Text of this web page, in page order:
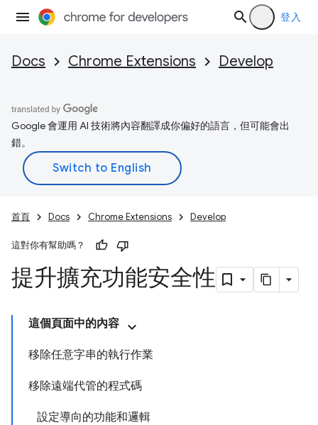
登入
Docs Chrome Extensions Develop
Google 會運用 AI 技術將內容翻譯成你偏好的語言，但可能會出
錯。
首頁 Docs Chrome Extensions Develop
這對你有幫助嗎？
提升擴充功能安全性
這個頁面中的內容
移除任意字串的執行作業
移除遠端代管的程式碼
設定導向的功能和邏輯